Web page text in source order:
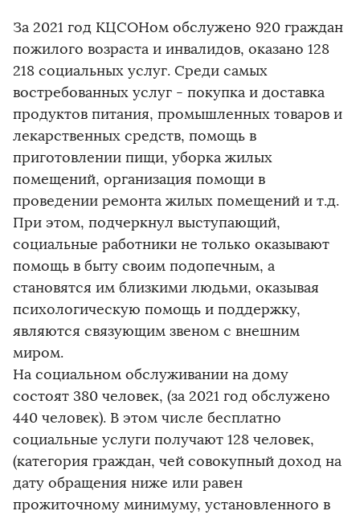
За 2021 год КЦСОНом обслужено 920 граждан
пожилого возраста и инвалидов, оказано 128
218 социальных услуг. Среди самых
востребованных услуг - покупка и доставка
продуктов питания, промышленных товаров и
лекарственных средств, помощь в
приготовлении пищи, уборка жилых
помещений, организация помощи в
проведении ремонта жилых помещений и т.д.
При этом, подчеркнул выступающий,
социальные работники не только оказывают
помощь в быту своим подопечным, а
становятся им близкими людьми, оказывая
психологическую помощь и поддержку,
являются связующим звеном с внешним
миром.
На социальном обслуживании на дому
состоят 380 человек, (за 2021 год обслужено
440 человек). В этом числе бесплатно
социальные услуги получают 128 человек,
(категория граждан, чей совокупный доход на
дату обращения ниже или равен
прожиточному минимуму, установленного в